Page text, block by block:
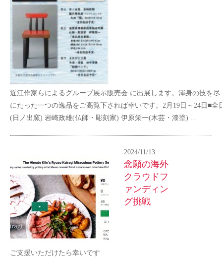
近江作家らによるグループ展示販売会 に出展します。渾身の技を尽
にたった一つの逸品をご高覧下されば幸いです。2月19日～24日■全
(日ノ出窯) 岩崎政雄(仏師・彫刻家) 伊原栄一(木芸・漆塗) ...
2024/11/13
念願の海外
クラウドフ
ァンディン
グ挑戦
ご支援いただけたら幸いです